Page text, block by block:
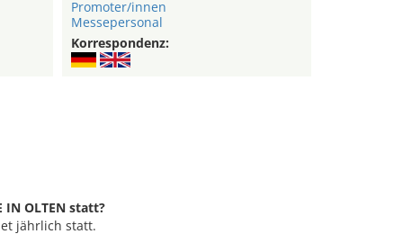
Promoter/innen
Messepersonal
Korrespondenz:
IN OLTEN statt?
jährlich statt.